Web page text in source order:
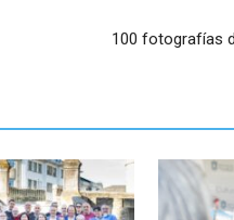
100 fotografías